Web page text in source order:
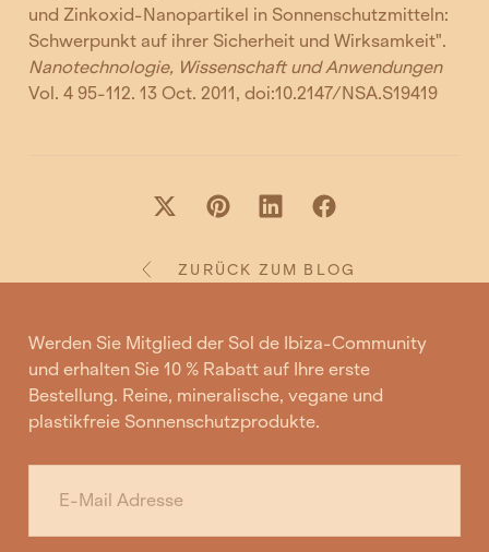
und Zinkoxid-Nanopartikel in Sonnenschutzmitteln:
Schwerpunkt auf ihrer Sicherheit und Wirksamkeit".
Nanotechnologie, Wissenschaft und Anwendungen
Vol. 4 95-112. 13 Oct. 2011, doi:10.2147/NSA.S19419
ZURÜCK ZUM BLOG
Werden Sie Mitglied der Sol de Ibiza-Community
und erhalten Sie 10 % Rabatt auf Ihre erste
Bestellung. Reine, mineralische, vegane und
plastikfreie Sonnenschutzprodukte.